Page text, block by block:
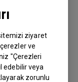
ziyaret
ve
"Çerezleri
edebilir veya
zorunlu